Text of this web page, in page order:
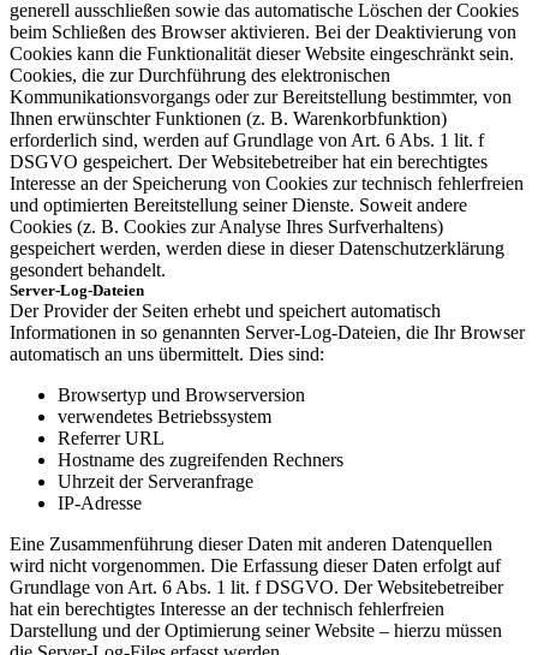
generell ausschließen sowie das automatische Löschen der Cookies
beim Schließen des Browser aktivieren. Bei der Deaktivierung von
Cookies kann die Funktionalität dieser Website eingeschränkt sein.
Cookies, die zur Durchführung des elektronischen
Kommunikationsvorgangs oder zur Bereitstellung bestimmter, von
Ihnen erwünschter Funktionen (z. B. Warenkorbfunktion)
erforderlich sind, werden auf Grundlage von Art. 6 Abs. 1 lit. f
DSGVO gespeichert. Der Websitebetreiber hat ein berechtigtes
Interesse an der Speicherung von Cookies zur technisch fehlerfreien
und optimierten Bereitstellung seiner Dienste. Soweit andere
Cookies (z. B. Cookies zur Analyse Ihres Surfverhaltens)
gespeichert werden, werden diese in dieser Datenschutzerklärung
gesondert behandelt.
Server-Log-Dateien
Der Provider der Seiten erhebt und speichert automatisch
Informationen in so genannten Server-Log-Dateien, die Ihr Browser
automatisch an uns übermittelt. Dies sind:
Browsertyp und Browserversion
verwendetes Betriebssystem
Referrer URL
Hostname des zugreifenden Rechners
Uhrzeit der Serveranfrage
IP-Adresse
Eine Zusammenführung dieser Daten mit anderen Datenquellen
wird nicht vorgenommen. Die Erfassung dieser Daten erfolgt auf
Grundlage von Art. 6 Abs. 1 lit. f DSGVO. Der Websitebetreiber
hat ein berechtigtes Interesse an der technisch fehlerfreien
Darstellung und der Optimierung seiner Website – hierzu müssen